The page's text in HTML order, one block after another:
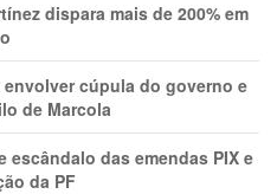
dispara mais de 200% em
cúpula do governo e
de Marcola
escândalo das emendas PIX e
da PF